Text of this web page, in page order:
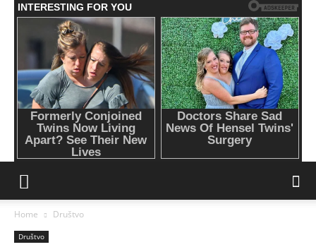
Home Društvo
Društvo